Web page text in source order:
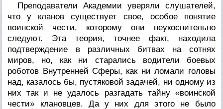
Преподаватели Академии уверяли слушателей,
что у кланов существует свое, особое понятие
воинской чести, которому они неукоснительно
следуют. Эта теория, точнее факт, находила
подтверждение в различных битвах на сотнях
миров, но, как ни старались водители боевых
роботов Внутренней Сферы, как ни ломали головы
над, казалось бы, пустяковой задачей, ни одному из
них так и не удалось разгадать тайну «воинской
чести» клановцев. Да у них для этого не было